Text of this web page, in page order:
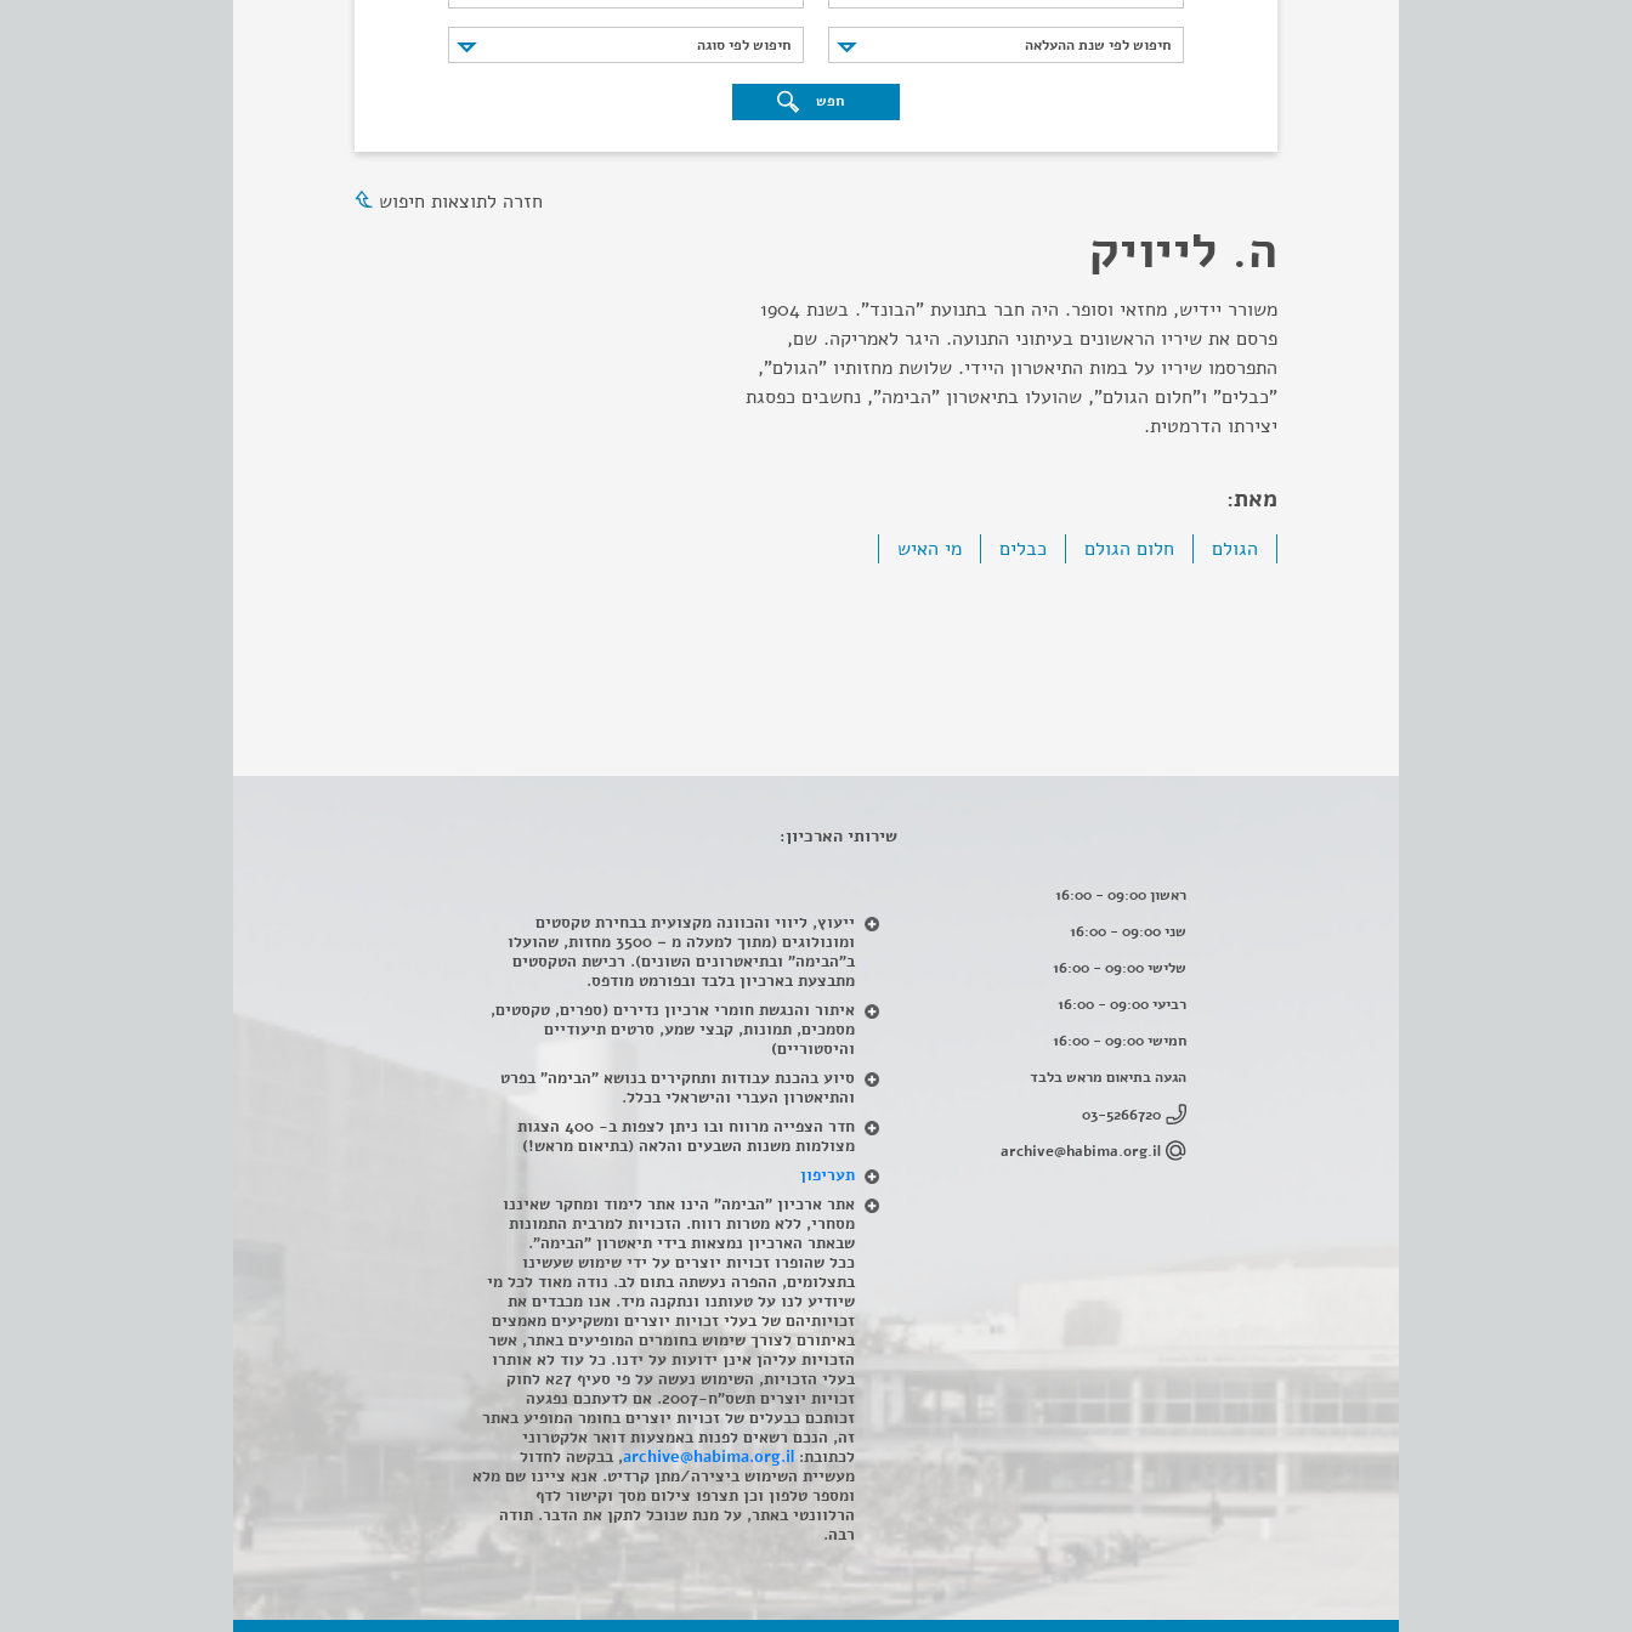
חיפוש לפי שנת ההעלאה
חיפוש לפי שנת ההעלאה חיפוש לפי סוגה
חיפוש לפי סוגה
חפש
חזרה לתוצאות חיפוש
ה. לייויק
משורר יידיש, מחזאי וסופר. היה חבר בתנועת "הבונד". בשנת 1904
פרסם את שיריו הראשונים בעיתוני התנועה. היגר לאמריקה. שם,
התפרסמו שיריו על במות התיאטרון היידי. שלושת מחזותיו "הגולם",
"כבלים" ו"חלום הגולם", שהועלו בתיאטרון "הבימה", נחשבים כפסגת
יצירתו הדרמטית.
מאת:
הגולם חלום הגולם כבלים מי האיש
ראשון 09:00 - 16:00
שני 09:00 - 16:00
שלישי 09:00 - 16:00
רביעי 09:00 - 16:00
חמישי 09:00 - 16:00
הגעה בתיאום מראש בלבד
03-5266720
archive@habima.org.il
שירותי הארכיון:
ייעוץ, ליווי והכוונה מקצועית בבחירת טקסטים
ומונולוגים (מתוך למעלה מ – 3500 מחזות, שהועלו
ב"הבימה" ובתיאטרונים השונים). רכישת הטקסטים
מתבצעת בארכיון בלבד ובפורמט מודפס.
איתור והנגשת חומרי ארכיון נדירים (ספרים, טקסטים,
מסמכים, תמונות, קבצי שמע, סרטים תיעודיים
והיסטוריים)
סיוע בהכנת עבודות ותחקירים בנושא "הבימה" בפרט
והתיאטרון העברי והישראלי בכלל.
חדר הצפייה מרווח ובו ניתן לצפות ב- 400 הצגות
מצולמות משנות השבעים והלאה (בתיאום מראש!)
תעריפון
אתר ארכיון "הבימה" הינו אתר לימוד ומחקר שאיננו
מסחרי, ללא מטרות רווח. הזכויות למרבית התמונות
שבאתר הארכיון נמצאות בידי תיאטרון "הבימה".
ככל שהופרו זכויות יוצרים על ידי שימוש שעשינו
בתצלומים, ההפרה נעשתה בתום לב. נודה מאוד לכל מי
שיודיע לנו על טעותנו ונתקנה מיד. אנו מכבדים את
זכויותיהם של בעלי זכויות יוצרים ומשקיעים מאמצים
באיתורם לצורך שימוש בחומרים המופיעים באתר, אשר
הזכויות עליהן אינן ידועות על ידנו. כל עוד לא אותרו
בעלי הזכויות, השימוש נעשה על פי סעיף 27א לחוק
זכויות יוצרים תשס"ח-2007. אם לדעתכם נפגעה
זכותכם כבעלים של זכויות יוצרים בחומר המופיע באתר
זה, הנכם רשאים לפנות באמצעות דואר אלקטרוני
לכתובת: archive@habima.org.il, בבקשה לחדול
מעשיית השימוש ביצירה/מתן קרדיט. אנא ציינו שם מלא
ומספר טלפון וכן תצרפו צילום מסך וקישור לדף
הרלוונטי באתר, על מנת שנוכל לתקן את הדבר. תודה
רבה.